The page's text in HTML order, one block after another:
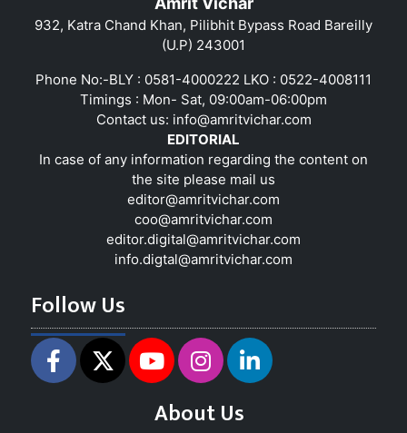
932, Katra Chand Khan, Pilibhit Bypass Road Bareilly
(U.P) 243001
Phone No:-BLY : 0581-4000222 LKO : 0522-4008111
Timings : Mon- Sat, 09:00am-06:00pm
Contact us: info@amritvichar.com
EDITORIAL
In case of any information regarding the content on
the site please mail us
editor@amritvichar.com
coo@amritvichar.com
editor.digital@amritvichar.com
info.digtal@amritvichar.com
Follow Us
About Us